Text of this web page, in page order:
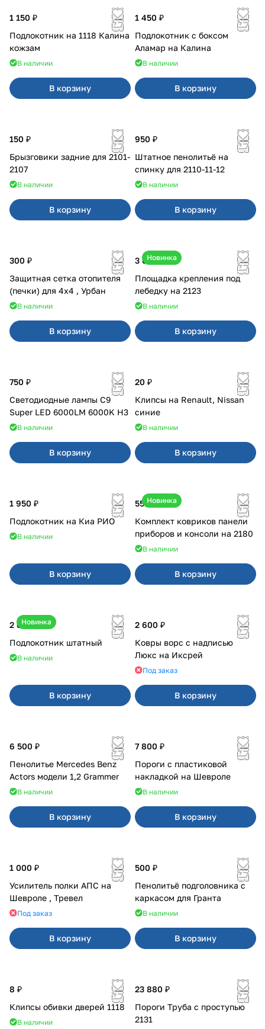
1 150 ₽
Подлокотник на 1118 Калина
кожзам
В наличии
В корзину
1 450 ₽
Подлокотник с боксом
Аламар на Калина
В наличии
В корзину
150 ₽
Брызговики задние для 2101-
2107
В наличии
В корзину
950 ₽
Штатное пенолитьё на
спинку для 2110-11-12
В наличии
В корзину
300 ₽
Защитная сетка отопителя
(печки) для 4x4 , Урбан
В наличии
В корзину
Новинка
3 600 ₽
Площадка крепления под
лебедку на 2123
В наличии
В корзину
750 ₽
Светодиодные лампы C9
Super LED 6000LM 6000K H3
В наличии
В корзину
20 ₽
Клипсы на Renault, Nissan
синие
В наличии
В корзину
1 950 ₽
Подлокотник на Киа РИО
В наличии
В корзину
Новинка
550 ₽
Комплект ковриков панели
приборов и консоли на 2180
В наличии
В корзину
Новинка
2 600 ₽
Подлокотник штатный
В наличии
В корзину
2 600 ₽
Ковры ворс с надписью
Люкс на Иксрей
Под заказ
В корзину
6 500 ₽
Пенолитье Mercedes Benz
Actors модели 1,2 Grammer
В наличии
В корзину
7 800 ₽
Пороги с пластиковой
накладкой на Шевроле
В наличии
В корзину
1 000 ₽
Усилитель полки АПС на
Шевроле , Тревел
Под заказ
В корзину
500 ₽
Пенолитьё подголовника с
каркасом для Гранта
В наличии
В корзину
8 ₽
Клипсы обивки дверей 1118
В наличии
23 880 ₽
Пороги Труба с проступью
2131